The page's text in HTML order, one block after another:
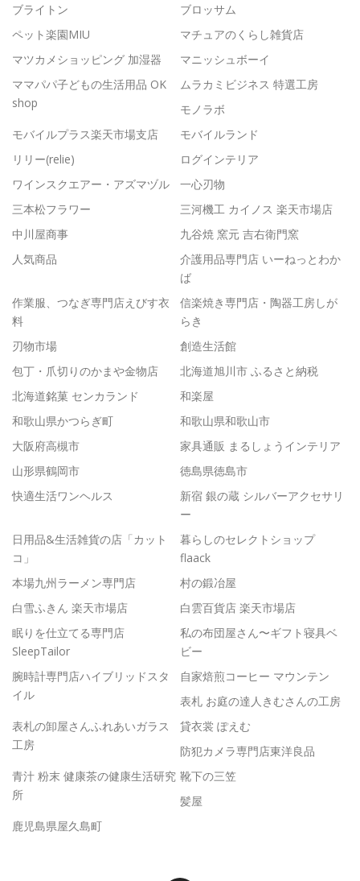
ブライトン
ブロッサム
ペット楽園MIU
マチュアのくらし雑貨店
マツカメショッピング 加湿器
マニッシュボーイ
ママパパ子どもの生活用品 OK
shop
ムラカミビジネス 特選工房
モノラボ
モバイルプラス楽天市場支店
モバイルランド
リリー(relie)
ログインテリア
ワインスクエアー・アズマヅル
一心刃物
三本松フラワー
三河機工 カイノス 楽天市場店
中川屋商事
九谷焼 窯元 吉右衛門窯
人気商品
介護用品専門店 いーねっとわか
ば
作業服、つなぎ専門店えびす衣
料
信楽焼き専門店・陶器工房しが
らき
刃物市場
創造生活館
包丁・爪切りのかまや金物店
北海道旭川市 ふるさと納税
北海道銘菓 センカランド
和楽屋
和歌山県かつらぎ町
和歌山県和歌山市
大阪府高槻市
家具通販 まるしょうインテリア
山形県鶴岡市
徳島県徳島市
快適生活ワンヘルス
新宿 銀の蔵 シルバーアクセサリ
ー
日用品&生活雑貨の店「カット
コ」
暮らしのセレクトショップ
flaack
本場九州ラーメン専門店
村の鍛冶屋
白雪ふきん 楽天市場店
白雲百貨店 楽天市場店
眠りを仕立てる専門店
SleepTailor
私の布団屋さん〜ギフト寝具ベ
ビー
腕時計専門店ハイブリッドスタ
イル
自家焙煎コーヒー マウンテン
表札 お庭の達人きむさんの工房
表札の卸屋さんふれあいガラス
工房
貸衣裳 ぽえむ
防犯カメラ専門店東洋良品
青汁 粉末 健康茶の健康生活研究
所
靴下の三笠
髪屋
鹿児島県屋久島町